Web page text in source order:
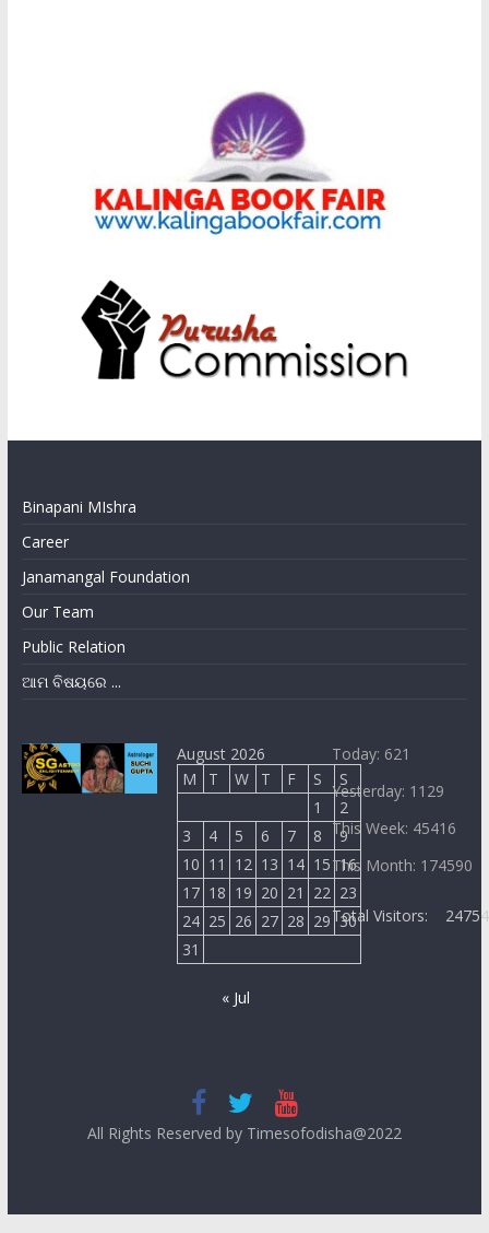
Binapani MIshra
Career
Janamangal Foundation
Our Team
Public Relation
ଆମ ବିଷୟରେ ...
August 2026
M
T W T F S
S
1
2
3
4 5 6 7 8
9
10 11 12 13 14 15 16
17 18 19 20 21 22 23
24 25 26 27 28 29 30
31
« Jul
Today: 621
Yesterday: 1129
This Week: 45416
This Month: 174590
Total Visitors:
All Rights Reserved by Timesofodisha@2022